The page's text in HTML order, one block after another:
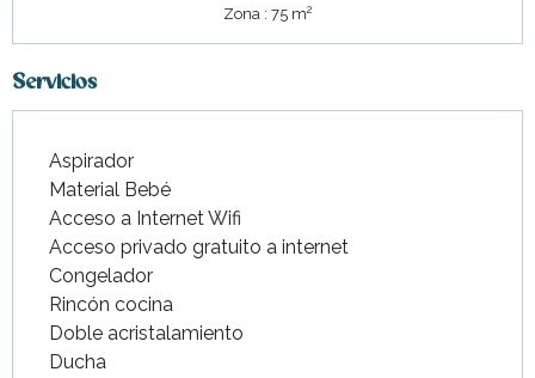
Zona : 75 m2
Servicios
Aspirador
Material Bebé
Acceso a Internet Wifi
Acceso privado gratuito a internet
Congelador
Rincón cocina
Doble acristalamiento
Ducha